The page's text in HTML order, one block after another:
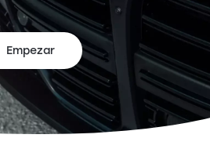
Empezar